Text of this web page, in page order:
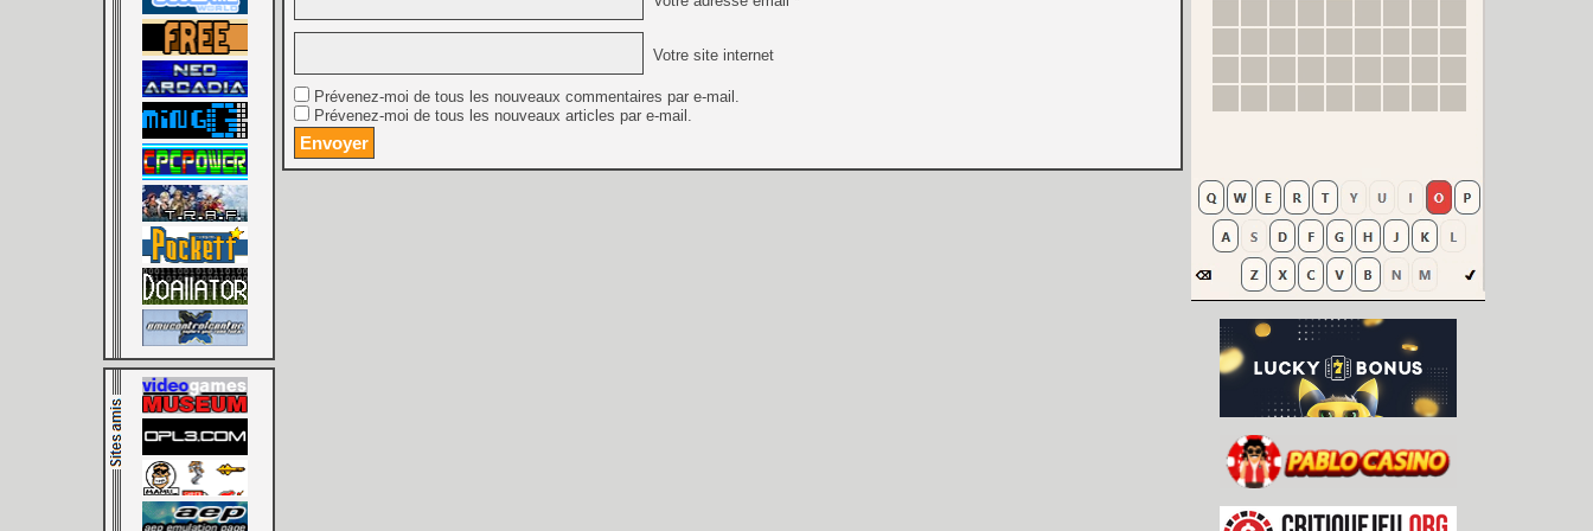
Votre site internet
Prévenez-moi de tous les nouveaux commentaires par e-mail.
Prévenez-moi de tous les nouveaux articles par e-mail.